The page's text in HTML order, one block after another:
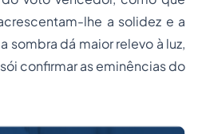
lhe a solidez e a
sombra dá maior relevo à luz,
confirmar as eminências do